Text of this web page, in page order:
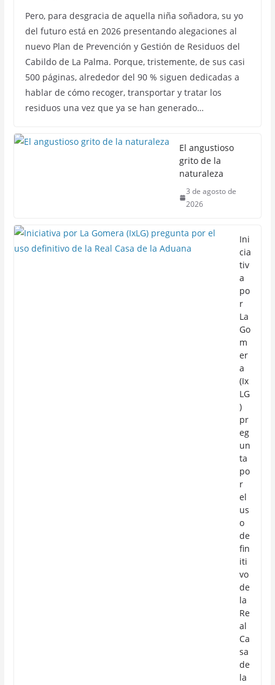
Pero, para desgracia de aquella niña soñadora, su yo
del futuro está en 2026 presentando alegaciones al
nuevo Plan de Prevención y Gestión de Residuos del
Cabildo de La Palma. Porque, tristemente, de sus casi
500 páginas, alrededor del 90 % siguen dedicadas a
hablar de cómo recoger, transportar y tratar los
residuos una vez que ya se han generado…
El angustioso
grito de la
naturaleza
3 de agosto de
2026
Ini
cia
tiv
a
po
r
La
Go
m
er
a
(Ix
LG
)
pr
eg
un
ta
po
r
el
us
o
de
fin
iti
vo
de
la
Re
al
Ca
sa
de
la